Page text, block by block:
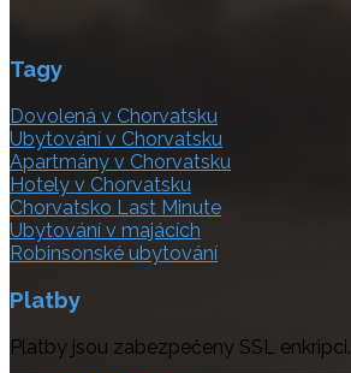
Tagy
Dovolená v Chorvatsku
Ubytování v Chorvatsku
Apartmány v Chorvatsku
Hotely v Chorvatsku
Chorvatsko Last Minute
Ubytování v majácích
Robinsonské ubytování
Platby
Platby jsou zabezpečeny SSL enkripci.